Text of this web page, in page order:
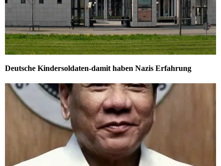
Deutsche Kindersoldaten-damit haben Nazis Erfahrung